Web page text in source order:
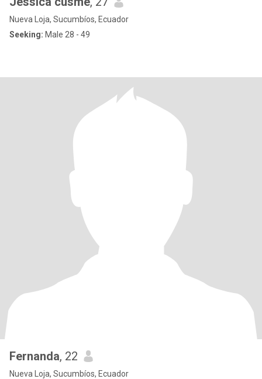
Nueva Loja, Sucumbíos, Ecuador
Seeking: Male 28 - 49
Fernanda, 22
Nueva Loja, Sucumbíos, Ecuador